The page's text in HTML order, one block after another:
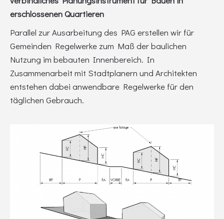
erschlossenen Quartieren
Parallel zur Ausarbeitung des PAG erstellen wir für
Gemeinden Regelwerke zum Maß der baulichen
Nutzung im bebauten Innenbereich. In
Zusammenarbeit mit Stadtplanern und Architekten
entstehen dabei anwendbare Regelwerke für den
täglichen Gebrauch.